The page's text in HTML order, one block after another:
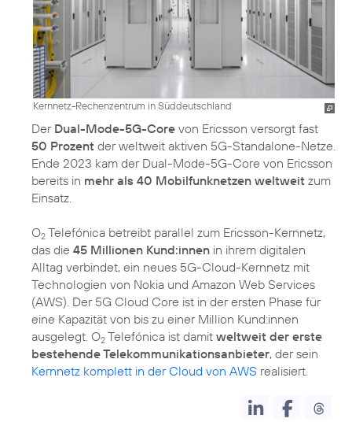
Kernnetz-Rechenzentrum in Süddeutschland
Der Dual-Mode-5G-Core von Ericsson versorgt fast
50 Prozent der weltweit aktiven 5G-Standalone-Netze.
Ende 2023 kam der Dual-Mode-5G-Core von Ericsson
bereits in mehr als 40 Mobilfunknetzen weltweit zum
Einsatz.
O2 Telefónica betreibt parallel zum Ericsson-Kernnetz,
das die 45 Millionen Kund:innen in ihrem digitalen
Alltag verbindet, ein neues 5G-Cloud-Kernnetz mit
Technologien von Nokia und Amazon Web Services
(AWS). Der 5G Cloud Core ist in der ersten Phase für
eine Kapazität von bis zu einer Million Kund:innen
ausgelegt. O2 Telefónica ist damit weltweit der erste
bestehende Telekommunikationsanbieter, der sein
Kernnetz komplett in der Cloud von AWS realisiert.